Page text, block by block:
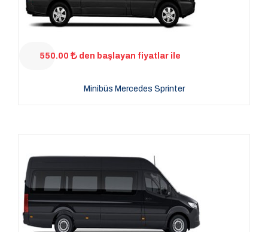
550.00 den başlayan fiyatlar ile
Minibüs Mercedes Sprinter